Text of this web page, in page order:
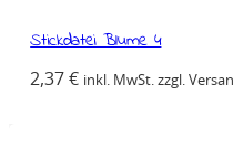
Stickdatei Blume 4
2,37€ inkl. MwSt. zzgl.